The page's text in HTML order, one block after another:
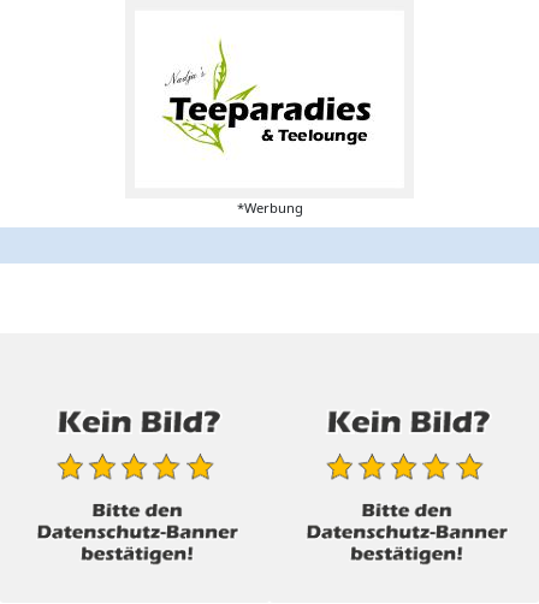
*Werbung